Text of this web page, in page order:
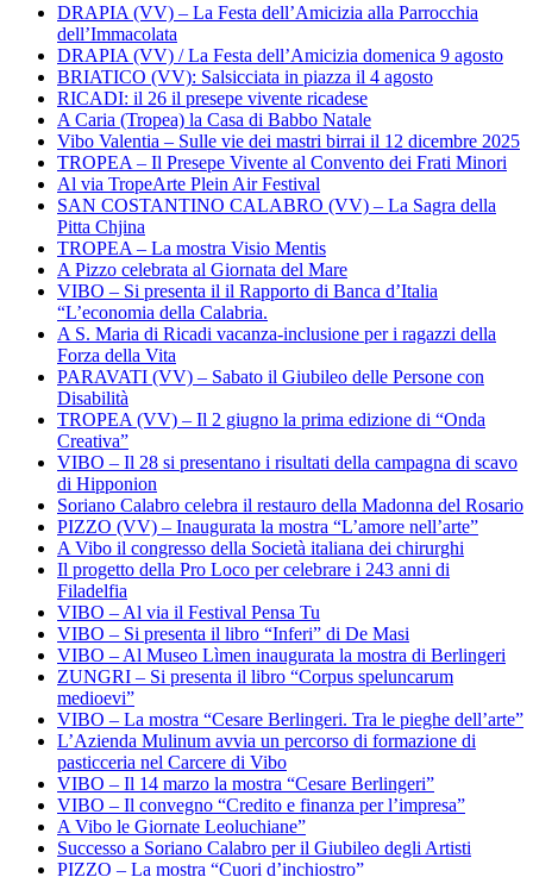
DRAPIA (VV) – La Festa dell’Amicizia alla Parrocchia
dell’Immacolata
DRAPIA (VV) / La Festa dell’Amicizia domenica 9 agosto
BRIATICO (VV): Salsicciata in piazza il 4 agosto
RICADI: il 26 il presepe vivente ricadese
A Caria (Tropea) la Casa di Babbo Natale
Vibo Valentia – Sulle vie dei mastri birrai il 12 dicembre 2025
TROPEA – Il Presepe Vivente al Convento dei Frati Minori
Al via TropeArte Plein Air Festival
SAN COSTANTINO CALABRO (VV) – La Sagra della
Pitta Chjina
TROPEA – La mostra Visio Mentis
A Pizzo celebrata al Giornata del Mare
VIBO – Si presenta il il Rapporto di Banca d’Italia
“L’economia della Calabria.
A S. Maria di Ricadi vacanza-inclusione per i ragazzi della
Forza della Vita
PARAVATI (VV) – Sabato il Giubileo delle Persone con
Disabilità
TROPEA (VV) – Il 2 giugno la prima edizione di “Onda
Creativa”
VIBO – Il 28 si presentano i risultati della campagna di scavo
di Hipponion
Soriano Calabro celebra il restauro della Madonna del Rosario
PIZZO (VV) – Inaugurata la mostra “L’amore nell’arte”
A Vibo il congresso della Società italiana dei chirurghi
Il progetto della Pro Loco per celebrare i 243 anni di
Filadelfia
VIBO – Al via il Festival Pensa Tu
VIBO – Si presenta il libro “Inferi” di De Masi
VIBO – Al Museo Lìmen inaugurata la mostra di Berlingeri
ZUNGRI – Si presenta il libro “Corpus speluncarum
medioevi”
VIBO – La mostra “Cesare Berlingeri. Tra le pieghe dell’arte”
L’Azienda Mulinum avvia un percorso di formazione di
pasticceria nel Carcere di Vibo
VIBO – Il 14 marzo la mostra “Cesare Berlingeri”
VIBO – Il convegno “Credito e finanza per l’impresa”
A Vibo le Giornate Leoluchiane”
Successo a Soriano Calabro per il Giubileo degli Artisti
PIZZO – La mostra “Cuori d’inchiostro”